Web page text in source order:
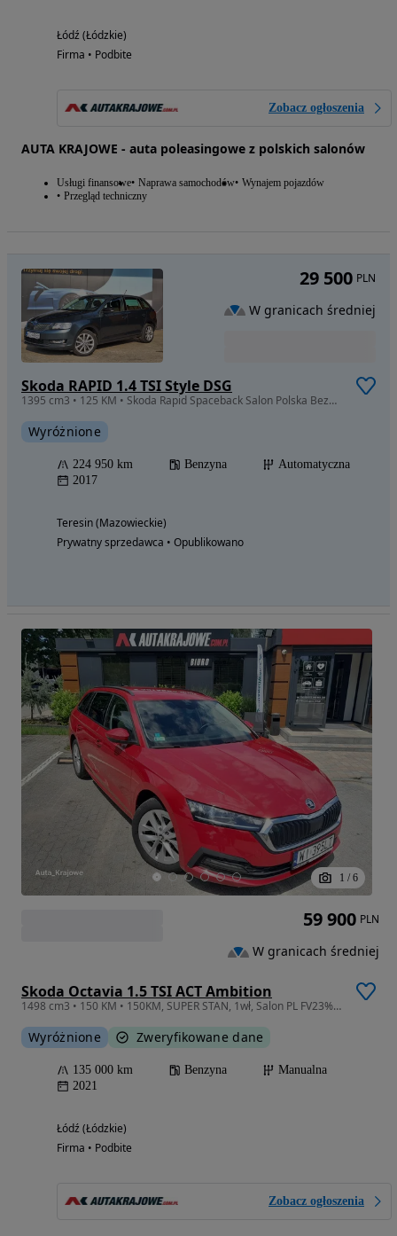
Łódź (Łódzkie)
Firma • Podbite
Zobacz ogłoszenia
AUTA KRAJOWE - auta poleasingowe z polskich salonów
Usługi finansowe Naprawa samochodów Wynajem pojazdów
Przegląd techniczny
Skoda RAPID 1.4 TSI Style DSG
1395 cm3 • 125 KM • Skoda Rapid Spaceback Salon Polska Bezwypadkowy
Wyróżnione
224 950 km Benzyna
Automatyczna
2017
Teresin (Mazowieckie)
Prywatny sprzedawca • Opublikowano
29 500 PLN
W granicach średniej
1 / 6
Skoda Octavia 1.5 TSI ACT Ambition
1498 cm3 • 150 KM • 150KM, SUPER STAN, 1wł, Salon PL FV23% WI395LT
Wyróżnione Zweryfikowane dane
135 000 km Benzyna
Manualna
2021
Łódź (Łódzkie)
Firma • Podbite
Zobacz ogłoszenia
59 900 PLN
W granicach średniej